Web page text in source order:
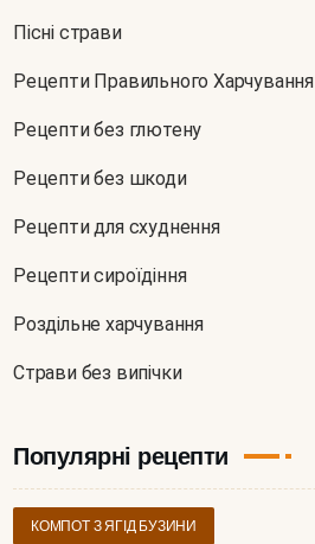
Пісні страви
Рецепти Правильного Харчування
Рецепти без глютену
Рецепти без шкоди
Рецепти для схуднення
Рецепти сироїдіння
Роздільне харчування
Страви без випічки
Популярні рецепти
КОМПОТ З ЯГІД БУЗИНИ